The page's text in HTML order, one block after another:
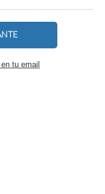
tu email